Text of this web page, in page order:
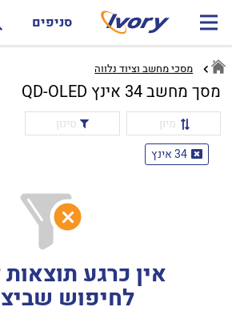
סניפים
מסכי מחשב וציוד נלווה
מסך מחשב 34 אינץ QD-OLED
מיון
סינון
34 אינץ
אין כרגע
לחיפוש